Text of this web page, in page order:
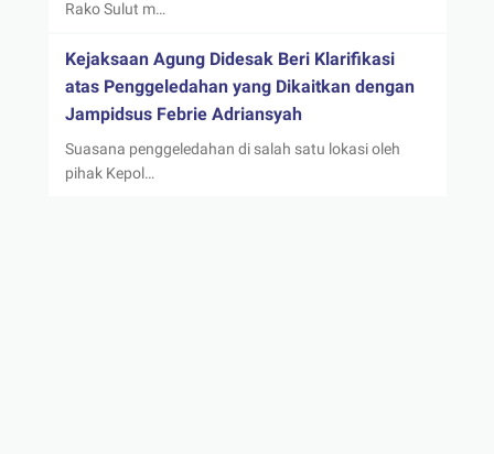
Rako Sulut m…
Kejaksaan Agung Didesak Beri Klarifikasi
atas Penggeledahan yang Dikaitkan dengan
Jampidsus Febrie Adriansyah
Suasana penggeledahan di salah satu lokasi oleh
pihak Kepol…